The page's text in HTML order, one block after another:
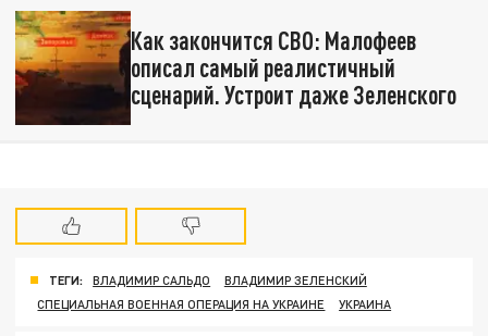
Как закончится СВО: Малофеев
описал самый реалистичный
сценарий. Устроит даже Зеленского
ТЕГИ: ВЛАДИМИР САЛЬДО
ВЛАДИМИР ЗЕЛЕНСКИЙ
СПЕЦИАЛЬНАЯ ВОЕННАЯ ОПЕРАЦИЯ НА УКРАИНЕ
УКРАИНА